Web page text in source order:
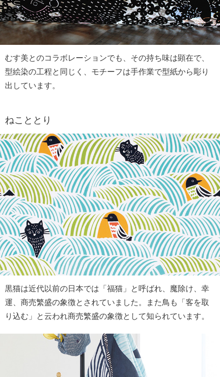
むす美とのコラボレーションでも、その持ち味は顕在で、
型絵染の工程と同じく、モチーフは手作業で型紙から彫り
出しています。
ねこととり
黒猫は近代以前の日本では「福猫」と呼ばれ、魔除け、幸
運、商売繁盛の象徴とされていました。また鳥も「客を取
り込む」と云われ商売繁盛の象徴として知られています。